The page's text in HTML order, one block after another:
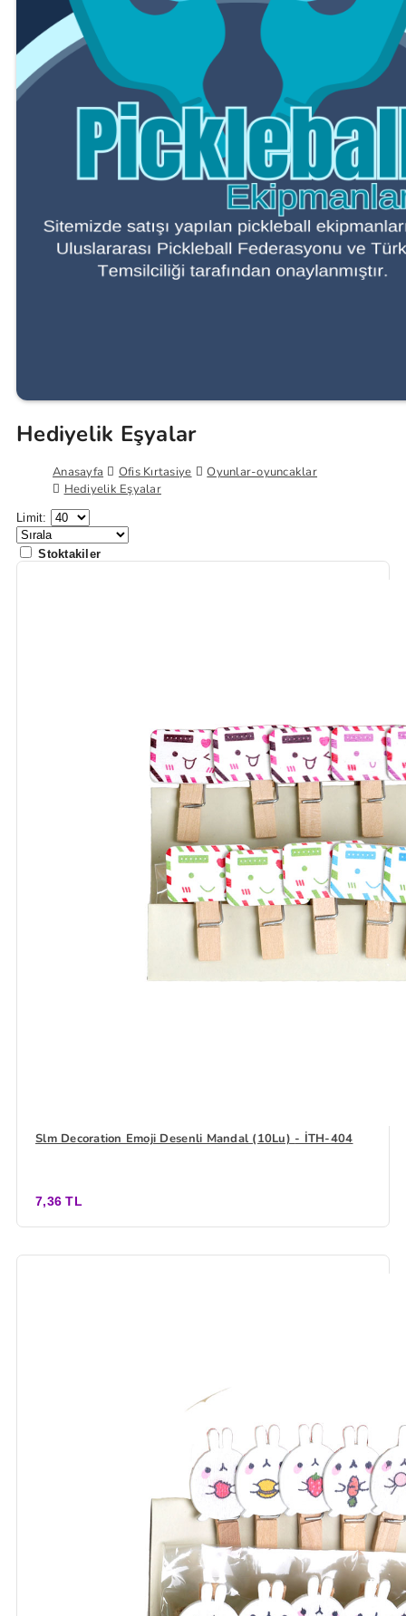
Hediyelik Eşyalar
Anasayfa Ofis Kırtasiye
Oyunlar-oyuncaklar
Hediyelik Eşyalar
Limit:
Stoktakiler
Slm Decoration Emoji Desenli Mandal (10Lu) - İTH-404
7,36 TL